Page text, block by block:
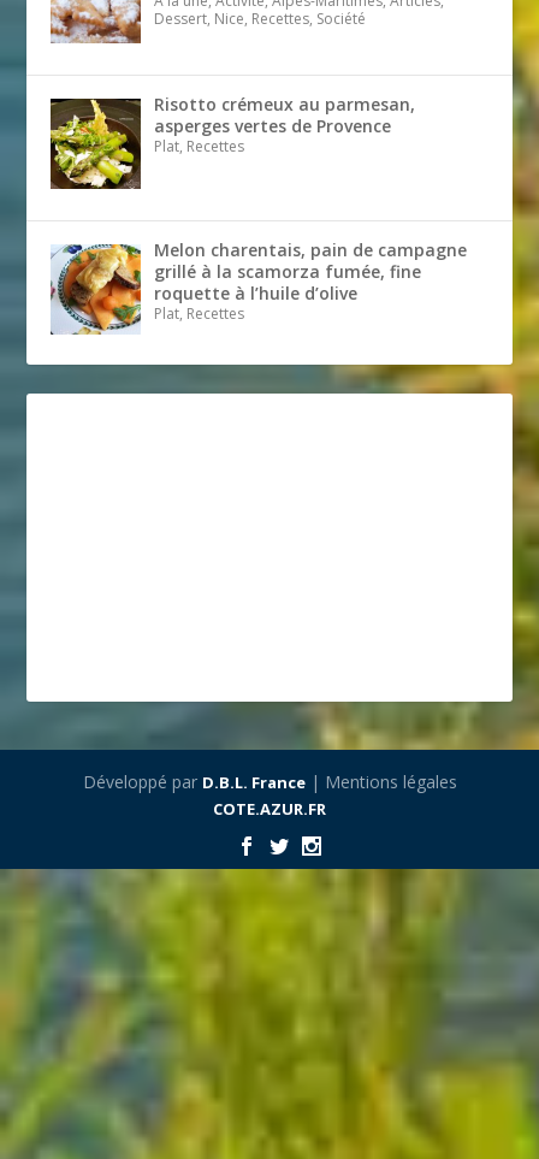
Dessert, Nice, Recettes, Société
Risotto crémeux au parmesan,
asperges vertes de Provence
Plat, Recettes
Melon charentais, pain de campagne
grillé à la scamorza fumée, fine
roquette à l’huile d’olive
Plat, Recettes
Développé par D.B.L. France| Mentions légales
COTE.AZUR.FR